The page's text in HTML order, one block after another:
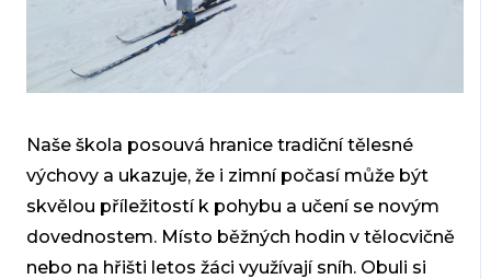
Naše škola posouvá hranice tradiční tělesné
výchovy a ukazuje, že i zimní počasí může být
skvělou příležitostí k pohybu a učení se novým
dovednostem. Místo běžných hodin v tělocvičně
nebo na hřišti letos žáci využívají sníh. Obuli si